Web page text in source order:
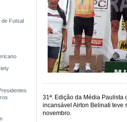
de Futsal
31ª. Edição da Média
incansável Airton Belinati teve
novembro.